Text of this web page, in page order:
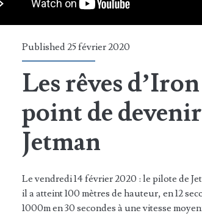
Published 25 février 2020
Les rêves
point de
Jetman
Le vendredi 14 février 2020 : le pilote de
il a atteint 100 mètres de hauteur, en 12
1000m en 30 secondes à une vitesse